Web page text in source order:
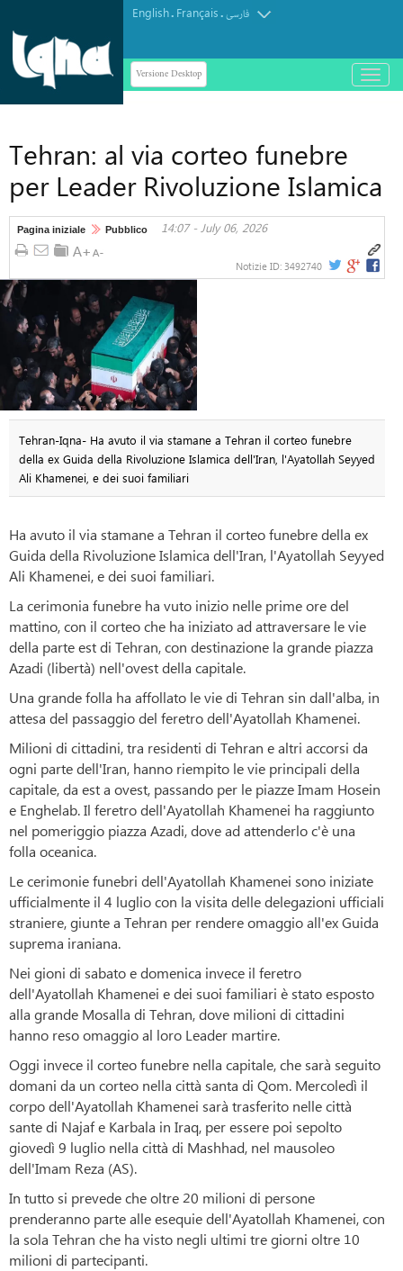
English. Français.فارسی
Versione Desktop
باز
و
Tehran: al via corteo funebre
per Leader Rivoluzione Islamica
Pagina iniziale Pubblico 14:07 - July 06, 2026
Notizie ID: 3492740
Tehran-Iqna- Ha avuto il via stamane a Tehran il corteo funebre
della ex Guida della Rivoluzione Islamica dell'Iran, l'Ayatollah Seyyed
Ali Khamenei, e dei suoi familiari
Ha avuto il via stamane a Tehran il corteo funebre della ex
Guida della Rivoluzione Islamica dell'Iran, l'Ayatollah Seyyed
Ali Khamenei, e dei suoi familiari.
La cerimonia funebre ha vuto inizio nelle prime ore del
mattino, con il corteo che ha iniziato ad attraversare le vie
della parte est di Tehran, con destinazione la grande piazza
Azadi (libertà) nell'ovest della capitale.
Una grande folla ha affollato le vie di Tehran sin dall'alba, in
attesa del passaggio del feretro dell'Ayatollah Khamenei.
Milioni di cittadini, tra residenti di Tehran e altri accorsi da
ogni parte dell'Iran, hanno riempito le vie principali della
capitale, da est a ovest, passando per le piazze Imam Hosein
e Enghelab. Il feretro dell'Ayatollah Khamenei ha raggiunto
nel pomeriggio piazza Azadi, dove ad attenderlo c'è una
folla oceanica.
Le cerimonie funebri dell'Ayatollah Khamenei sono iniziate
ufficialmente il 4 luglio con la visita delle delegazioni ufficiali
straniere, giunte a Tehran per rendere omaggio all'ex Guida
suprema iraniana.
Nei gioni di sabato e domenica invece il feretro
dell'Ayatollah Khamenei e dei suoi familiari è stato esposto
alla grande Mosalla di Tehran, dove milioni di cittadini
hanno reso omaggio al loro Leader martire.
Oggi invece il corteo funebre nella capitale, che sarà seguito
domani da un corteo nella città santa di Qom. Mercoledì il
corpo dell'Ayatollah Khamenei sarà trasferito nelle città
sante di Najaf e Karbala in Iraq, per essere poi sepolto
giovedì 9 luglio nella città di Mashhad, nel mausoleo
dell'Imam Reza (AS).
In tutto si prevede che oltre 20 milioni di persone
prenderanno parte alle esequie dell'Ayatollah Khamenei, con
la sola Tehran che ha visto negli ultimi tre giorni oltre 10
milioni di partecipanti.